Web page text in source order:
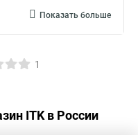
Показать больше
1
ITKв России